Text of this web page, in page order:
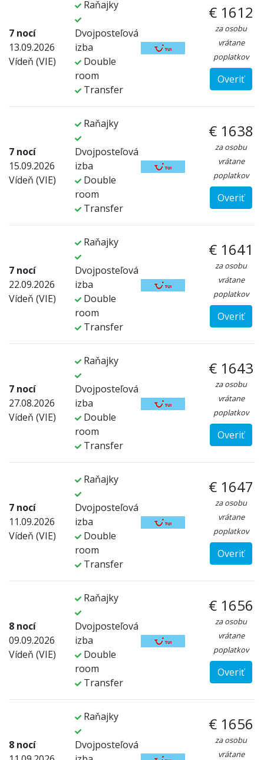
7 nocí
13.09.2026
Vídeň (VIE)
Raňajky
Dvojposteľová
izba
Double
room
Transfer
€ 1612
za osobu
vrátane
poplatkov
Overiť
7 nocí
15.09.2026
Vídeň (VIE)
Raňajky
Dvojposteľová
izba
Double
room
Transfer
€ 1638
za osobu
vrátane
poplatkov
Overiť
7 nocí
22.09.2026
Vídeň (VIE)
Raňajky
Dvojposteľová
izba
Double
room
Transfer
€ 1641
za osobu
vrátane
poplatkov
Overiť
7 nocí
27.08.2026
Vídeň (VIE)
Raňajky
Dvojposteľová
izba
Double
room
Transfer
€ 1643
za osobu
vrátane
poplatkov
Overiť
7 nocí
11.09.2026
Vídeň (VIE)
Raňajky
Dvojposteľová
izba
Double
room
Transfer
€ 1647
za osobu
vrátane
poplatkov
Overiť
8 nocí
09.09.2026
Vídeň (VIE)
Raňajky
Dvojposteľová
izba
Double
room
Transfer
€ 1656
za osobu
vrátane
poplatkov
Overiť
8 nocí
Raňajky
Dvojposteľová
€ 1656
za osobu
vrátane